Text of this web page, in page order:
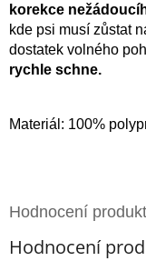
korekce
kde psi musí zůstat
dostatek volného
rychle schne.
Materiál: 100%
Hodnocení